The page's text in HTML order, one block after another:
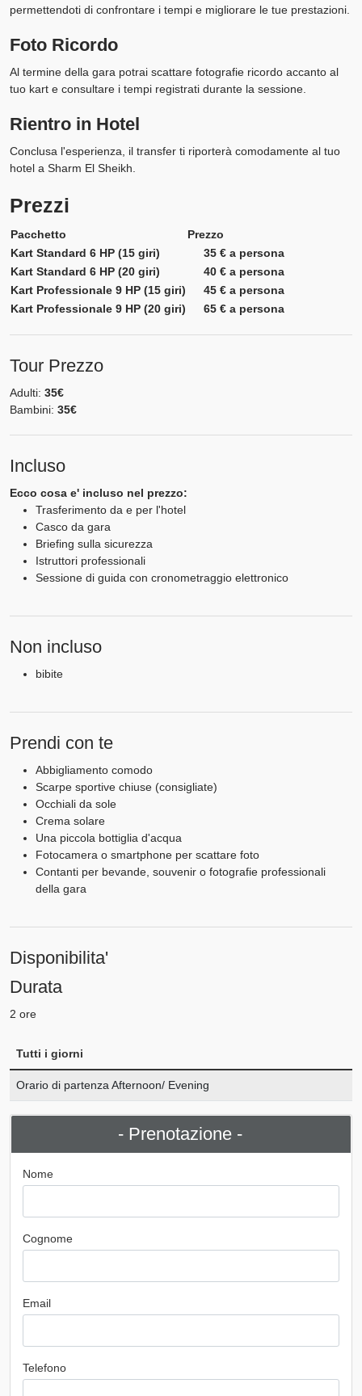
permettendoti di confrontare i tempi e migliorare le tue prestazioni.
Foto Ricordo
Al termine della gara potrai scattare fotografie ricordo accanto al
tuo kart e consultare i tempi registrati durante la sessione.
Rientro in Hotel
Conclusa l'esperienza, il transfer ti riporterà comodamente al tuo
hotel a Sharm El Sheikh.
Prezzi
Pacchetto
Prezzo
Kart Standard 6 HP (15 giri)
35 € a persona
Kart Standard 6 HP (20 giri)
40 € a persona
Kart Professionale 9 HP (15 giri)
45 € a persona
Kart Professionale 9 HP (20 giri)
65 € a persona
Tour Prezzo
Adulti: 35€
Bambini: 35€
Incluso
Ecco cosa e' incluso nel prezzo:
Trasferimento da e per l'hotel
Casco da gara
Briefing sulla sicurezza
Istruttori professionali
Sessione di guida con cronometraggio elettronico
Non incluso
bibite
Prendi con te
Abbigliamento comodo
Scarpe sportive chiuse (consigliate)
Occhiali da sole
Crema solare
Una piccola bottiglia d'acqua
Fotocamera o smartphone per scattare foto
Contanti per bevande, souvenir o fotografie professionali
della gara
Disponibilita'
Durata
2 ore
Tutti i giorni
Orario di partenza Afternoon/ Evening
- Prenotazione -
Nome
Cognome
Email
Telefono